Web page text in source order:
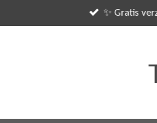
✨ Gratis